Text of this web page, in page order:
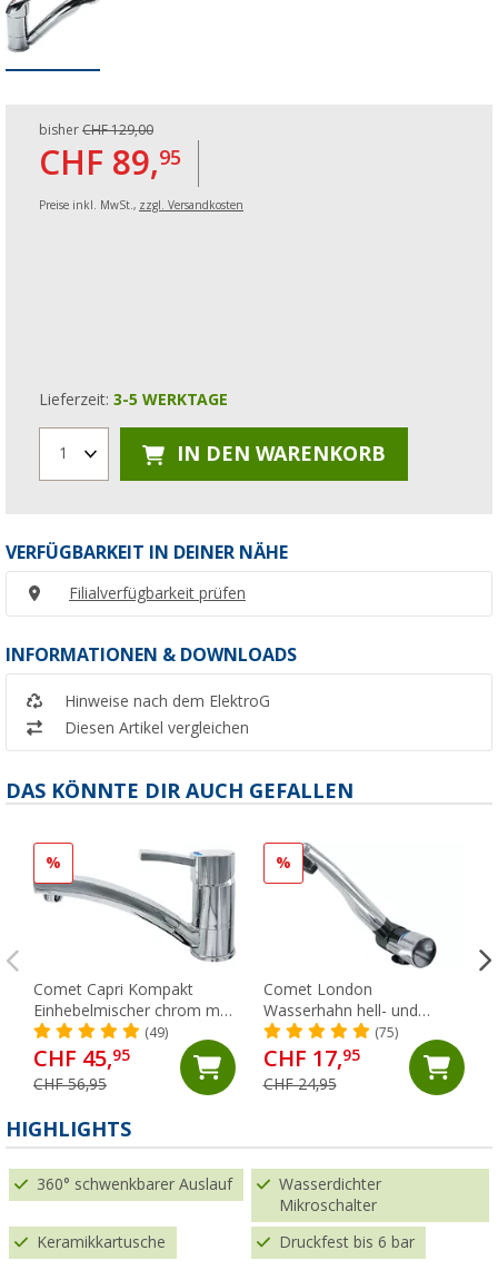
bisher CHF 129,00
CHF 89,95
Preise inkl. MwSt., zzgl. Versandkosten
Lieferzeit: 3-5 WERKTAGE
1 IN DEN WARENKORB
VERFÜGBARKEIT IN DEINER NÄHE
Filialverfügbarkeit prüfen
INFORMATIONEN & DOWNLOADS
Hinweise nach dem ElektroG
Diesen Artikel vergleichen
DAS KÖNNTE DIR AUCH GEFALLEN
%
Comet Capri Kompakt
Einhebelmischer chrom mit
Mikroschalter für
Wohnmobil und Caravan
(49)
CHF 45,95
CHF 56,95
%
Comet London
Wasserhahn hell- und
dunkelgrau abklappbar mit
Mikroschalter für
Wohnwagen und
Wohnmobil chrom
(75)
CHF 17,95
CHF 24,95
HIGHLIGHTS
360° schwenkbarer Auslauf
Wasserdichter
Mikroschalter
Keramikkartusche Druckfest bis 6 bar